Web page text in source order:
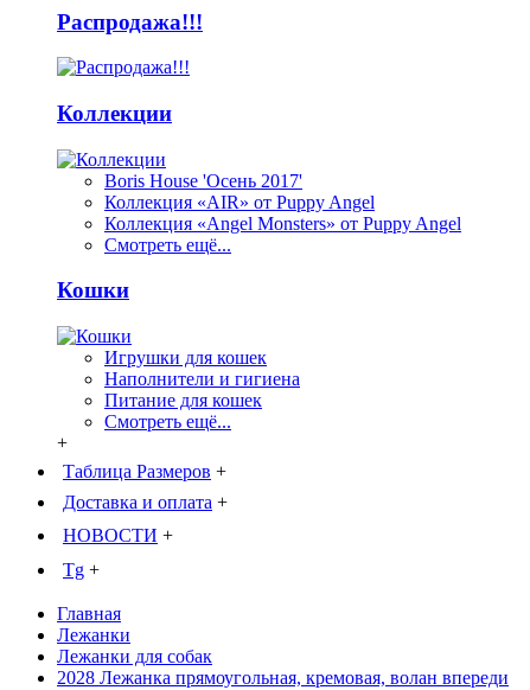
Распродажа!!!
Коллекции
Boris House 'Осень 2017'
Коллекция «AIR» от Puppy Angel
Коллекция «Angel Monsters» от Puppy Angel
Смотреть ещё...
Кошки
Игрушки для кошек
Наполнители и гигиена
Питание для кошек
Смотреть ещё...
+
Таблица Размеров +
Доставка и оплата +
НОВОСТИ +
Tg +
Главная
Лежанки
Лежанки для собак
2028 Лежанка прямоугольная, кремовая, волан впереди